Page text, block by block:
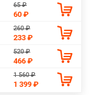
65 ₽
60 ₽
260 ₽
233 ₽
520 ₽
466 ₽
1 560 ₽
1 399 ₽